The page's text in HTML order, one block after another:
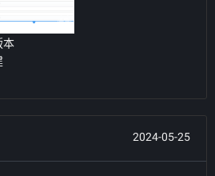
本
2024-05-25